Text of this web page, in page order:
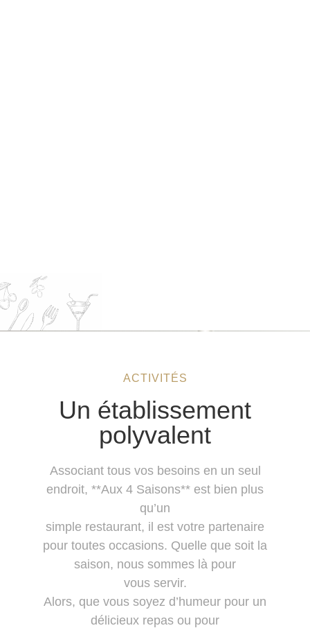
ACTIVITÉS
Un établissement
polyvalent
Associant tous vos besoins en un seul
endroit, **Aux 4 Saisons** est bien plus
qu’un
simple restaurant, il est votre partenaire
pour toutes occasions. Quelle que soit la
saison, nous sommes là pour
vous servir.
Alors, que vous soyez d’humeur pour un
délicieux repas ou pour